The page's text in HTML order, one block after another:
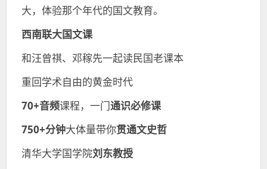
大，体验那个年代的国文教育。
西南联大国文课
和汪曾祺、邓稼先一起读民国老课本
重回学术自由的黄金时代
70+音频课程，一门通识必修课
750+分钟大体量带你贯通文史哲
清华大学国学院刘东教授